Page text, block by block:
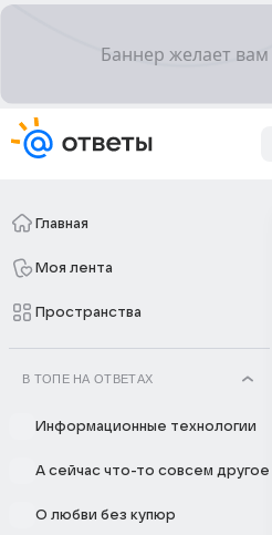
Главная
Моя лента
Пространства
В ТОПЕ НА ОТВЕТАХ
Информационные технологии
А сейчас что-то совсем другое
О любви без купюр